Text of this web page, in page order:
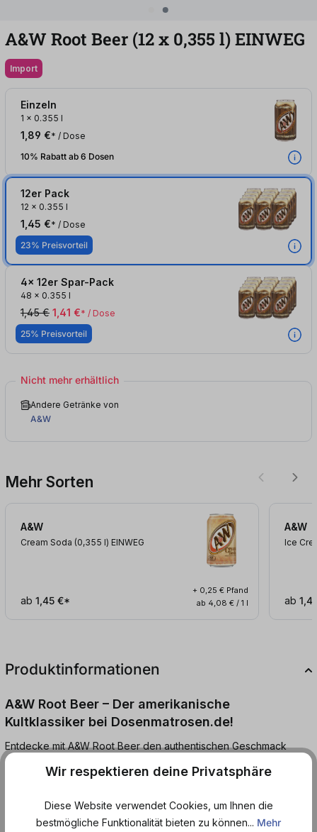
A&W Root Beer (12x 0,355 l)EINWEG
Import
Einzeln
1 x 0.355 l
1,89 €* / Dose
10% Rabatt ab 6 Dosen
12er Pack
12 x 0.355 l
1,45 €* / Dose
23% Preisvorteil
4x 12er Spar-Pack
48 x 0.355 l
1,45 € 1,41 €* / Dose
25% Preisvorteil
Nicht mehr erhältlich
Andere Getränke von
A&W
Mehr Sorten
A&W
Cream Soda (0,355 l) EINWEG
ab 1,45 €*
+ 0,25 € Pfand
ab 4,08 € / 1 l
A&W
Ice
ab
Produktinformationen
A&W Root Beer – Der amerikanische
Kultklassiker bei Dosenmatrosen.de!
Entdecke mit A&W Root Beer den authentischen Geschmack
einer echten US-Ikone! Bereits seit 1919 begeistert dieses
einzigartige Getränk mit seiner typischen Würze und der leicht
und Gewürzen, die du so nur bei dem original Root Beer findest.
Wir respektieren deine Privatsphäre
Diese Website verwendet Cookies, um Ihnen die
bestmögliche Funktionalität bieten zu können... Mehr